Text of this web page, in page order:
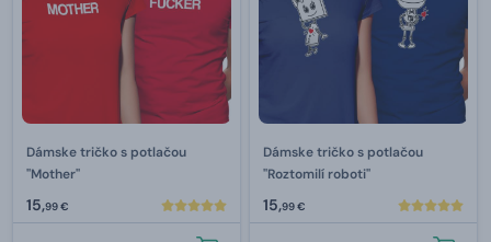
Dámske tričko s potlačou
"Mother"
15,99 €
Dámske tričko s potlačou
"Roztomilí roboti"
15,99 €